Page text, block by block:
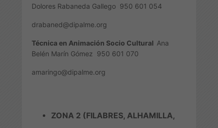
Dolores Rabaneda Gallego 950 601 054
drabaned@dipalme.org
Técnica en Animación Socio Cultural Ana
Belén Marín Gómez 950 601 070
amaringo@dipalme.org
ZONA 2 (FILABRES, ALHAMILLA,